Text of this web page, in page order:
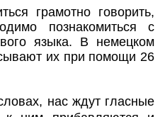
грамотно говорить,
познакомиться с
языка. В немецком
их при помощи 26
нас ждут гласные